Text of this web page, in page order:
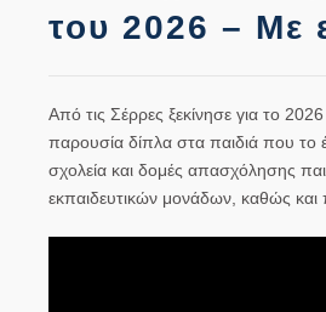
του 2026 – Με
Από τις Σέρρες ξεκίνησε για το
παρουσία δίπλα στα παιδιά που το
σχολεία και δομές απασχόλησης
εκπαιδευτικών μονάδων, καθώς